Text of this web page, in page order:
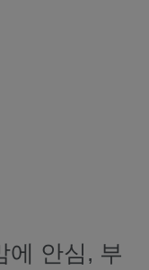
에 안심, 부